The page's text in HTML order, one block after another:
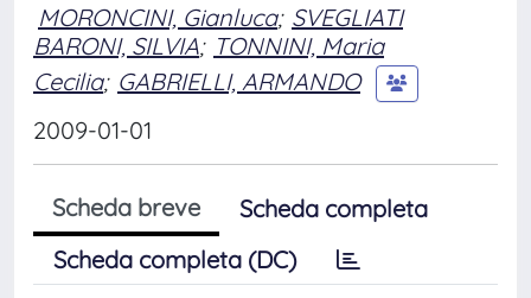
MORONCINI, Gianluca; SVEGLIATI
BARONI, SILVIA; TONNINI, Maria
Cecilia; GABRIELLI, ARMANDO
2009-01-01
Scheda breve
Scheda completa
Scheda completa (DC)